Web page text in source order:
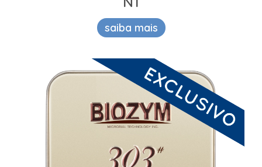
saiba mais